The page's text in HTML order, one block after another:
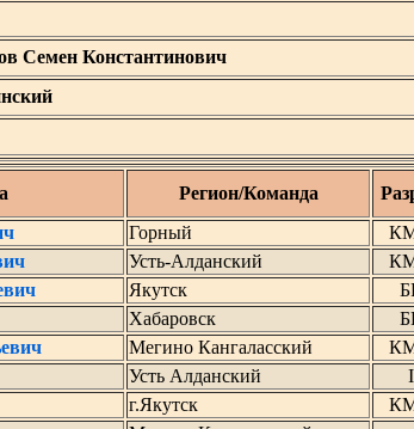
Семен Константинович
Регион/Команда
Горный
Усть-Алданский
Якутск
Хабаровск
Мегино Кангаласский
Усть Алданский I
г.Якутск